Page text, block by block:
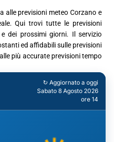
alle previsioni meteo Corzano e
Qui trovi tutte le previsioni
dei prossimi giorni. Il servizio
ed affidabili sulle previsioni
più accurate previsioni tempo
↻ Aggiornato a oggi
Sabato 8 Agosto 2026
ore 14